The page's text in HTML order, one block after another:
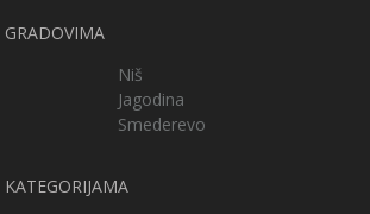
GRADOVIMA
Niš
Jagodina
Smederevo